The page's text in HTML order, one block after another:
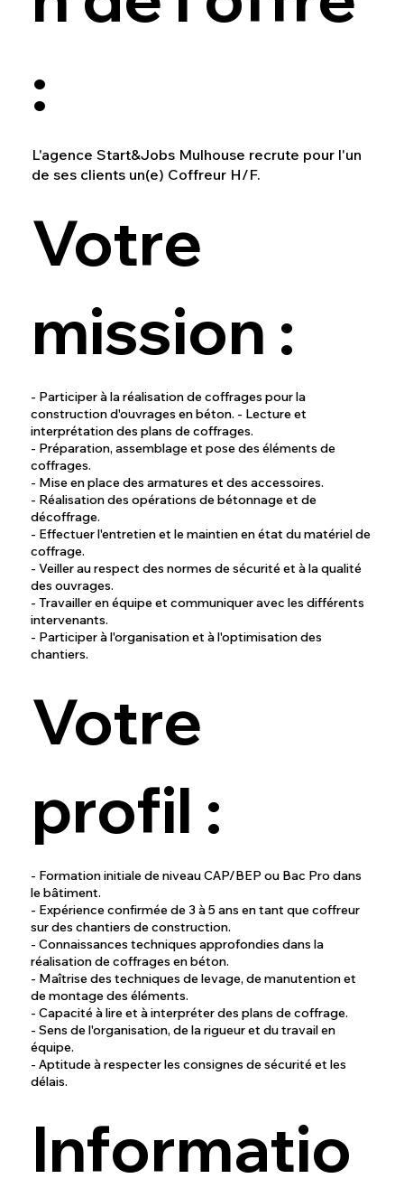
:
L'agence Start&Jobs Mulhouse recrute pour l'un
de ses clients un(e) Coffreur H/F.
Votre
mission :
- Participer à la réalisation de coffrages pour la
construction d'ouvrages en béton. - Lecture et
interprétation des plans de coffrages.
- Préparation, assemblage et pose des éléments de
coffrages.
- Mise en place des armatures et des accessoires.
- Réalisation des opérations de bétonnage et de
décoffrage.
- Effectuer l'entretien et le maintien en état du matériel de
coffrage.
- Veiller au respect des normes de sécurité et à la qualité
des ouvrages.
- Travailler en équipe et communiquer avec les différents
intervenants.
- Participer à l'organisation et à l'optimisation des
chantiers.
Votre
profil :
- Formation initiale de niveau CAP/BEP ou Bac Pro dans
le bâtiment.
- Expérience confirmée de 3 à 5 ans en tant que coffreur
sur des chantiers de construction.
- Connaissances techniques approfondies dans la
réalisation de coffrages en béton.
- Maîtrise des techniques de levage, de manutention et
de montage des éléments.
- Capacité à lire et à interpréter des plans de coffrage.
- Sens de l'organisation, de la rigueur et du travail en
équipe.
- Aptitude à respecter les consignes de sécurité et les
délais.
Informatio